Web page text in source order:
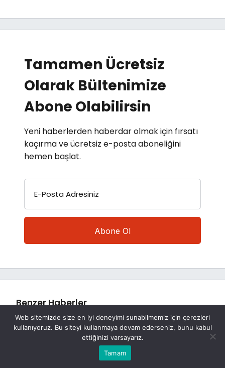
Tamamen Ücretsiz
Olarak Bültenimize
Abone Olabilirsin
Yeni haberlerden haberdar olmak için fırsatı
kaçırma ve ücretsiz e-posta aboneliğini
hemen başlat.
E-Posta Adresiniz
Benzer Haberler
Bu web sitesinde en iyi deneyimi yaşamanızı sağlamak
için çerezler kullanılmaktadır.
Eczaneler
Web sitemizde size en iyi deneyimi sunabilmemiz için çerezleri
kullanıyoruz. Bu siteyi kullanmaya devam ederseniz, bunu kabul
ettiğinizi varsayarız.
Tamam